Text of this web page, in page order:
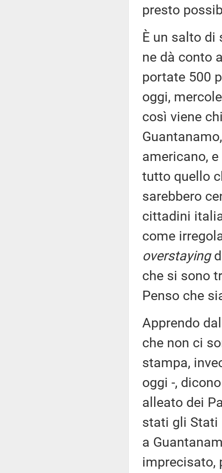
presto
È un salto di
ne dà conto
portate 500
oggi,
così viene
americano,
tutto quello
sarebbero
cittadini
come
overstaying
che si sono
Penso che
Apprendo
che non ci
stampa,
oggi -,
alleato dei
stati gli Stati
a
imprecisato,